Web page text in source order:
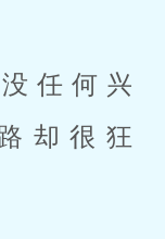
任何兴
却很狂